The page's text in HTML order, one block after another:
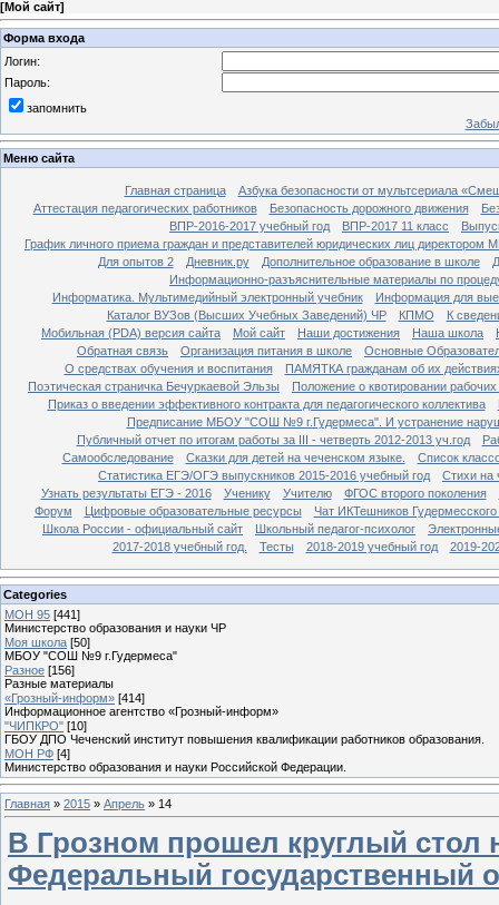
[Мой сайт]
Форма входа
Логин:
Пароль:
запомнить
Меню сайта
Главная страница
Азбука безопасности от мультсериала
Аттестация педагогических работников
Безопасность дорожного движения
ВПР-2016-2017 учебный год
ВПР-2017 11 класс
График личного приема граждан и представителей юридических лиц
Для опытов 2
Дневник.ру Дополнительное образование в школе
Информационно-разъяснительные материалы по
Информатика. Мультимедийный электронный учебник
Информация для
Каталог ВУЗов (Высших Учебных Заведений) ЧР
КПМО
К
Мобильная (PDA) версия сайта
Мой сайт Наши достижения Наша школа
Обратная связь
Организация питания в школе
Основные
О средствах обучения и воспитания
ПАМЯТКА гражданам об их
Поэтическая страничка Бечуркаевой Эльзы
Положение о квотировании
Приказ о введении эффективного контракта для педагогического коллектива
Предписание МБОУ "СОШ №9 г.Гудермеса". И устранение
Публичный отчет по итогам работы за III - четверть 2012-2013 уч.год
Самообследование
Сказки для детей на чеченском языке.
Список
Статистика ЕГЭ/ОГЭ выпускников 2015-2016 учебный год
Стихи на
Узнать результаты ЕГЭ - 2016
Ученику Учителю ФГОС второго поколения
Форум
Цифровые образовательные ресурсы
Чат ИКТешников Гудермесского
Школа России - официальный сайт
Школьный педагог-психолог
2017-2018 учебный год.
Тесты 2018-2019 учебный год 2019-
Categories
МОН 95 [441]
Министерство образования и науки ЧР
Моя школа [50]
МБОУ "СОШ №9 г.Гудермеса"
Разное [156]
Разные материалы
«Грозный-информ» [414]
Информационное агентство «Грозный-информ»
"ЧИПКРО" [10]
ГБОУ ДПО Чеченский институт повышения квалификации работников образования.
МОН РФ [4]
Министерство образования и науки Российской Федерации.
Главная » 2015 » Апрель » 14
В Грозном прошел круглый стол
Федеральный государственный